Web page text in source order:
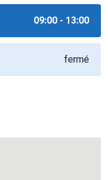
09:00 - 13:00
fermé